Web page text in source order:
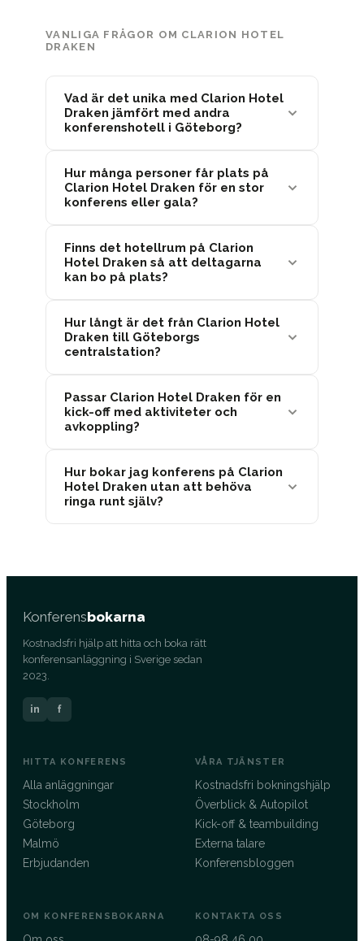
VANLIGA FRÅGOR OM CLARION HOTEL
DRAKEN
Vad är det unika med Clarion Hotel
Draken jämfört med andra
konferenshotell i Göteborg?
Hur många personer får plats på
Clarion Hotel Draken för en stor
konferens eller gala?
Finns det hotellrum på Clarion
Hotel Draken så att deltagarna
kan bo på plats?
Hur långt är det från Clarion Hotel
Draken till Göteborgs
centralstation?
Passar Clarion Hotel Draken för en
kick-off med aktiviteter och
avkoppling?
Hur bokar jag konferens på Clarion
Hotel Draken utan att behöva
ringa runt själv?
Konferensbokarna
Kostnadsfri hjälp att hitta och boka rätt
konferensanläggning i Sverige sedan
2023.
in f
HITTA KONFERENS
Alla anläggningar
Stockholm
Göteborg
Malmö
Erbjudanden
VÅRA TJÄNSTER
Kostnadsfri bokningshjälp
Överblick & Autopilot
Kick-off & teambuilding
Externa talare
Konferensbloggen
OM KONFERENSBOKARNA KONTAKTA OSS